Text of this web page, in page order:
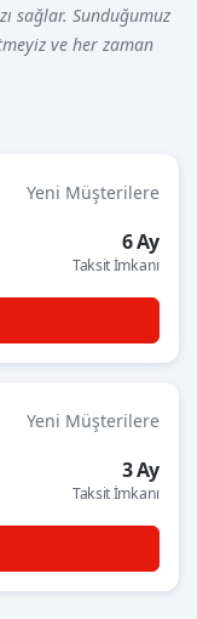
sağlar. Sunduğumuz
ve her zaman
Yeni Müşterilere
6 Ay
Taksit İmkanı
Yeni Müşterilere
3 Ay
Taksit İmkanı